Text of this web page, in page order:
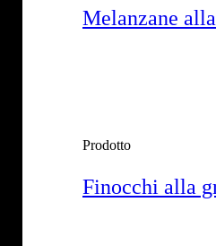
Melanzane
Prodotto
Finocchi alla